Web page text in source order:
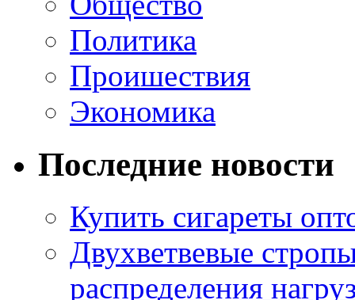
Политика
Проишествия
Экономика
Последние новости
Купить сигареты
Двухветвевые
распределения